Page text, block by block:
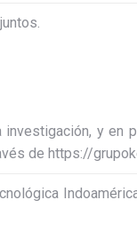
y en
de https://